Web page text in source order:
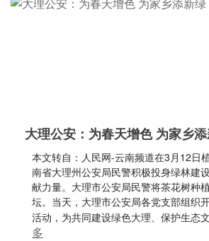
大理公安：为春天增色 为家乡
本文转自：人民网-云南频道在3月12日
南省大理州公安局民警积极投身绿林建
献力量。大理市公安局民警将茶花树种
坛。当天，大理市公安局各党支部组织
活动，为共同建设绿色大理、保护生态
多